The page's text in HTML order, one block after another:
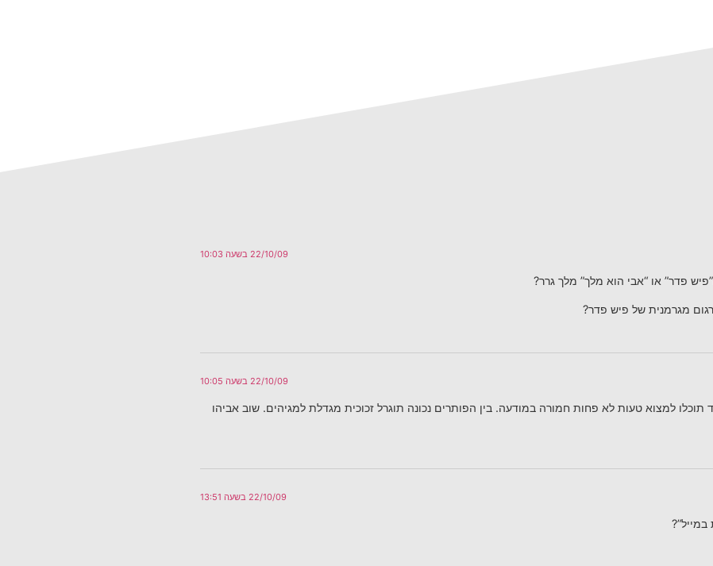
22/10/09 בשעה 10:03
פדר” או “אבי הוא מלך” מלך גרר?
מגרמנית של פיש פדר?
22/10/09 בשעה 10:05
למצוא טעות לא פחות חמורה במודעה. בין הפותרים נכונה תוגרל זכוכית מגדלת למגיהים. שוב אביהו
22/10/09 בשעה 13:51
במייל”?